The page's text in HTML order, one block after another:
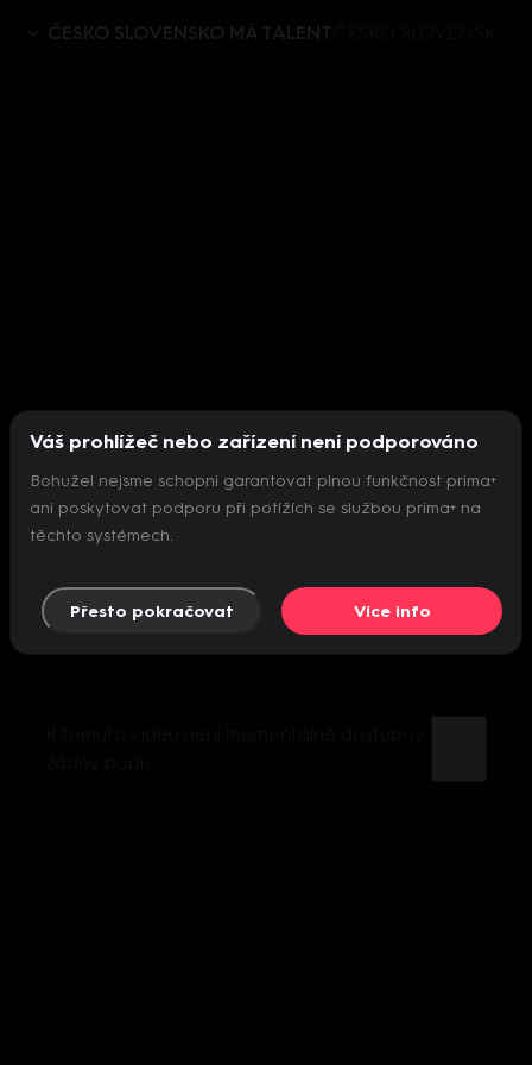
ČESKO SLOVENSKO MÁ TALENT
Nepodařilo se inicializovat přehrávač
Váš prohlížeč nebo zařízení není podporováno
Bohužel nejsme schopni garantovat plnou funkčnost prima+
ani poskytovat podporu při potížích se službou prima+ na
těchto systémech.
Přesto pokračovat Více info